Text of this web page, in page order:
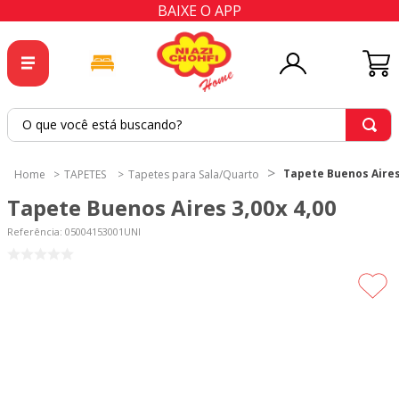
BAIXE O APP
O que você está buscando?
TAPETES Tapetes para Sala/Quarto Tapete Buenos
Tapete Buenos Aires 3,00x 4,00
Referência: 05004153001UNI
2º
tapete